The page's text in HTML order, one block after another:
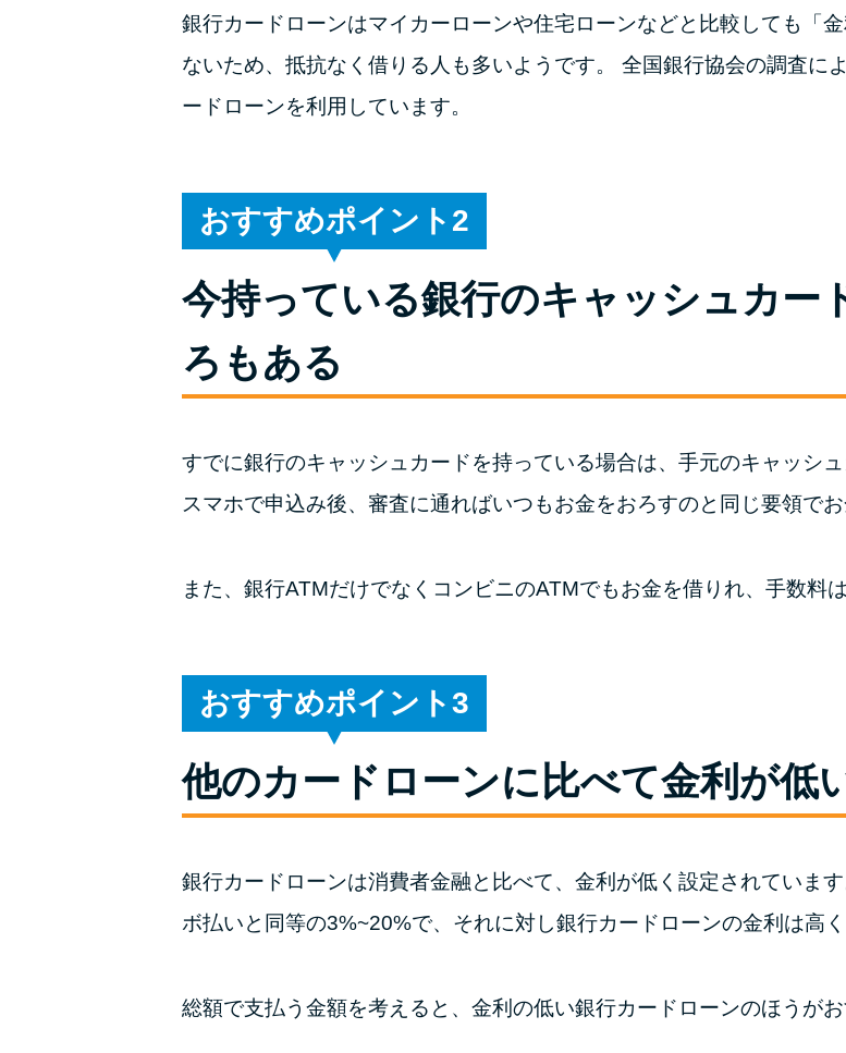
銀行カードローンはマイカーローンや住宅ローンなどと比較しても「
ないため、抵抗なく借りる人も多いようです。 全国銀行協会の調査に
ードローンを利用しています。
おすすめポイント
今持っている銀行のキャッシュカー
ろもある
すでに銀行のキャッシュカードを持っている場合は、手元のキャッシ
スマホで申込み後、審査に通ればいつもお金をおろすのと同じ要領で
また、銀行ATMだけでなくコンビニのATMでもお金を借りれ、手数料は
おすすめポイント
他のカードローンに比べて金利が低
銀行カードローンは消費者金融と比べて、金利が低く設定されていま
ボ払いと同等の3%~20%で、それに対し銀行カードローンの金利は高
総額で支払う金額を考えると、金利の低い銀行カードローンのほうがお